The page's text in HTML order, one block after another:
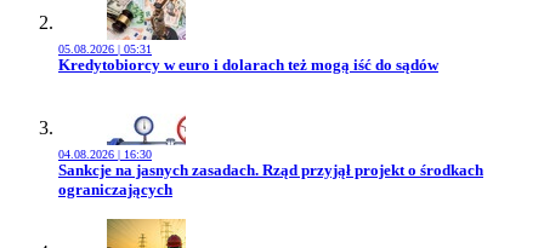
05.08.2026 | 05:31
Przejdź do artykułu:
Kredytobiorcy w euro i dolarach też mogą iść do sądów
04.08.2026 | 16:30
Przejdź do artykułu:
Sankcje na jasnych zasadach. Rząd przyjął projekt o środkach
ograniczających